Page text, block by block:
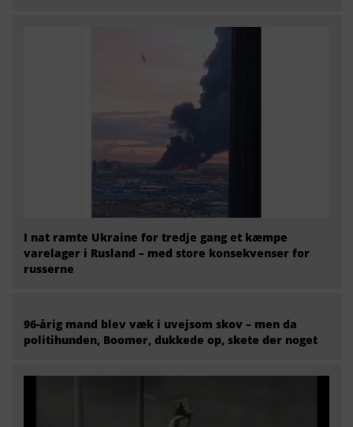
I nat ramte Ukraine for tredje gang et kæmpe
varelager i Rusland – med store konsekvenser for
russerne
96-årig mand blev væk i uvejsom skov – men da
politihunden, Boomer, dukkede op, skete der noget